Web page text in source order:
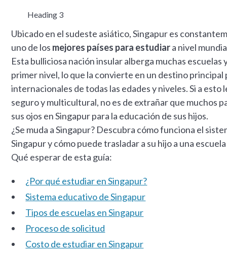
Heading 3
Ubicado en el sudeste asiático, Singapur es
uno de los mejores países para estudiara nivel
Esta bulliciosa nación insular alberga muchas escuelas
primer nivel, lo que la convierte en un destino
internacionales de todas las edades y niveles. Si a esto
seguro y multicultural, no es de extrañar que muchos
sus ojos en Singapur para la educación de sus hijos.
¿Se muda a Singapur? Descubra cómo funciona el
Singapur y cómo puede trasladar a su hijo a una
Qué esperar de esta guía:
¿Por qué estudiar en Singapur?
Sistema educativo de Singapur
Tipos de escuelas en Singapur
Proceso de solicitud
Costo de estudiar en Singapur